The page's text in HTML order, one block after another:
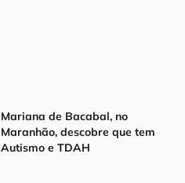
Mariana de Bacabal, no
Maranhão, descobre que tem
Autismo e TDAH